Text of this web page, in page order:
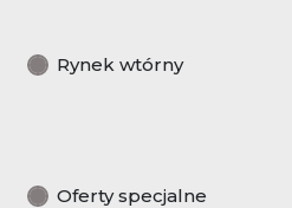
Rynek wtórny
Oferty specjalne